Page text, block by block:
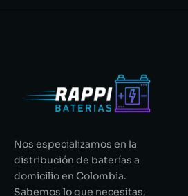
Nos especializamos en la
distribución de baterías a
domicilio en Colombia.
Sabemos lo que necesitas,